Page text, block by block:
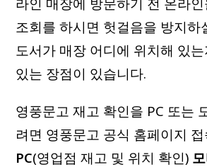
조회를 하시면 헛걸음을 방지하
도서가 매장 어디에 위치해 있
있는 장점이 있습니다.
영풍문고 재고 확인을 PC 또는
려면 영풍문고 공식 홈페이지
PC(영업점 재고 및 위치 확인)